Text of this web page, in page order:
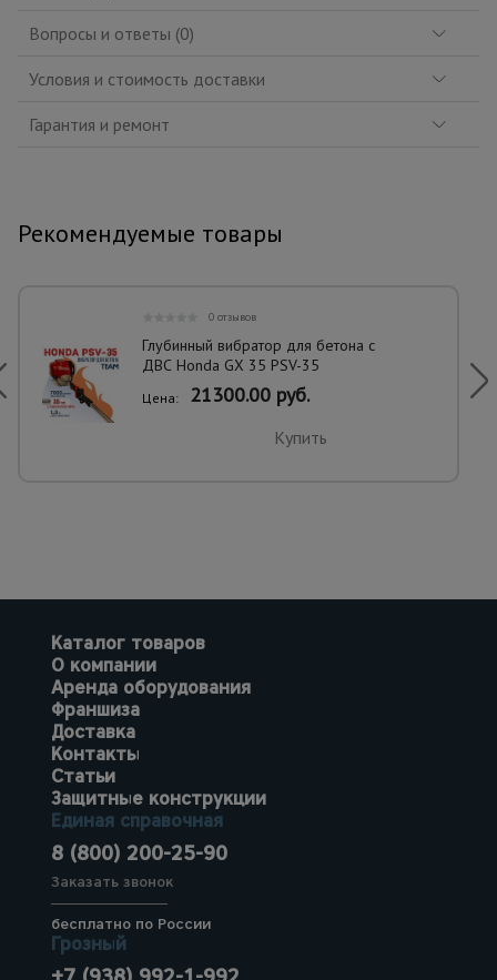
Вопросы и ответы (0)
Условия и стоимость доставки
Гарантия и ремонт
Рекомендуемые товары
0 отзывов
Глубинный вибратор для бетона с
ДВС Honda GX 35 PSV-35
Цена: 21300.00 руб.
Купить
Каталог товаров
О компании
Аренда оборудования
Франшиза
Доставка
Контакты
Статьи
Защитные конструкции
Единая справочная
8 (800) 200-25-90
Заказать звонок
бесплатно по России
Грозный